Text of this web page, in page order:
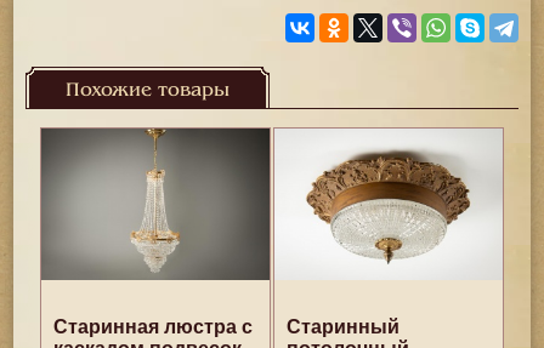
Похожие товары
Старинная люстра с
Старинный